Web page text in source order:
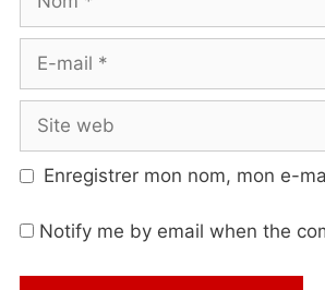
Site
web
Enregistrer mon nom, mon e-
Notify me by email when the